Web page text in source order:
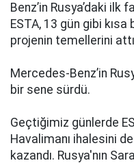
Benz’in Rusya’daki ilk
ESTA, 13 gün gibi
projenin temellerini
Mercedes-Benz’in
bir sene sürdü.
Geçtiğimiz günlerde
Havalimanı ihalesini
kazandı. Rusya'nın